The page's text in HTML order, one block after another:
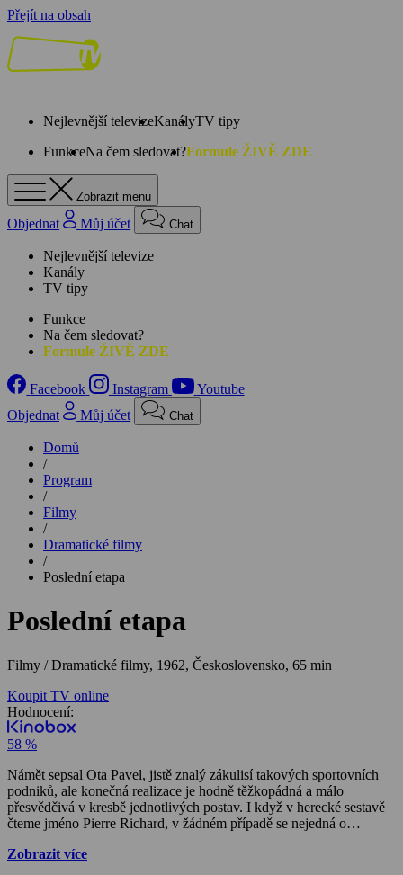
Přejít na obsah
Nejlevnější televizeKanályTV tipy
FunkceNa čem sledovat?Formule ŽIVĚ ZDE
Zobrazit menu
Objednat Můj účet Chat
Nejlevnější televize
Kanály
TV tipy
Funkce
Na čem sledovat?
Formule ŽIVĚ ZDE
Facebook Instagram
Youtube
Objednat
Můj účet Chat
Domů
/
Program
/
Filmy
/
Dramatické filmy
/
Poslední etapa
Poslední etapa
Filmy / Dramatické filmy, 1962, Československo, 65 min
Koupit TV online
Hodnocení:
58 %
Námět sepsal Ota Pavel, jistě znalý zákulisí takových sportovních
podniků, ale konečná realizace je hodně těžkopádná a málo
přesvědčivá v kresbě jednotlivých postav. I když v herecké sestavě
čteme jméno Pierre Richard, v žádném případě se nejedná o
Zobrazit více